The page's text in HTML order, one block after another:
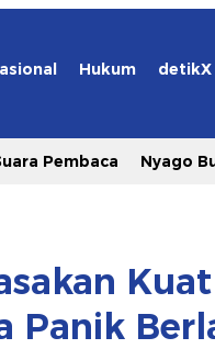
Hukum detikX
Pembaca Nyago
Panik